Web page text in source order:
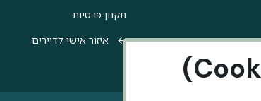
תקנון פרטיות
איזור אישי לדיירים